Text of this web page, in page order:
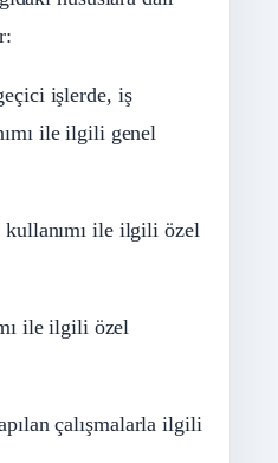
işlerde, iş
ile ilgili genel
ile ilgili özel
ile ilgili özel
çalışmalarla ilgili